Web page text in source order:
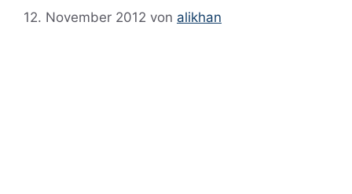
12. November 2012 von alikhan